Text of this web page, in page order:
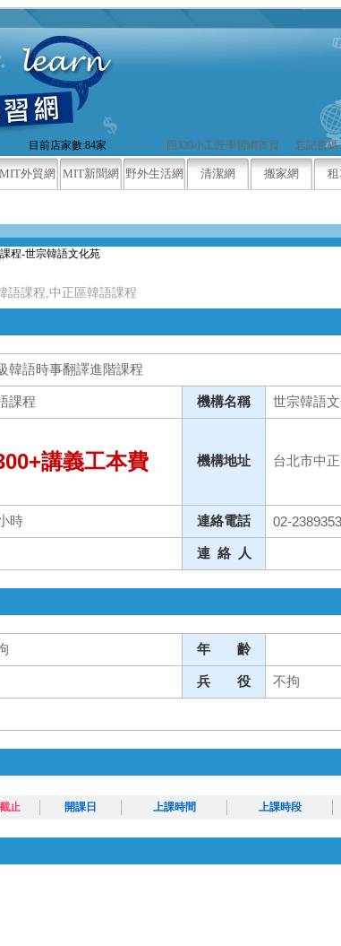
目前店家數:84家 回339小工匠學習網首頁 忘記密碼
MIT外貿網 MIT新聞網 野外生活網 清潔網 搬家網 租
程-世宗韓語文化苑
語課程,中正區韓語課程
韓語時事翻譯進階課程
課程 機構名稱 世宗韓語
講義工本費 機構地址 台北市中
時 連絡電話 02-
連 絡 人
年 齡
兵 役 不拘
止 開課日 上課時間 上課時段